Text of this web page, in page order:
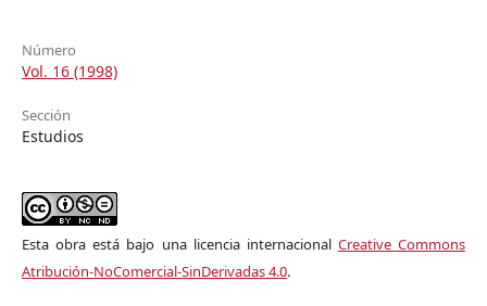
Número
Vol. 16 (1998)
Sección
Estudios
Esta obra está bajo una licencia internacional Creative Commons
Atribución-NoComercial-SinDerivadas 4.0.